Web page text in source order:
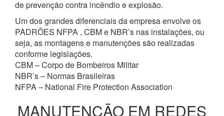
de prevenção contra incêndio e explosão.
Um dos grandes diferenciais da empresa envolve os
PADRÕES NFPA , CBM e NBR’s nas instalações, ou
seja, as montagens e manutenções são realizadas
conforme legislações.
CBM – Corpo de Bombeiros Militar
NBR’s – Normas Brasileiras
NFPA – National Fire Protection Association
MANUTENÇÃO EM REDES